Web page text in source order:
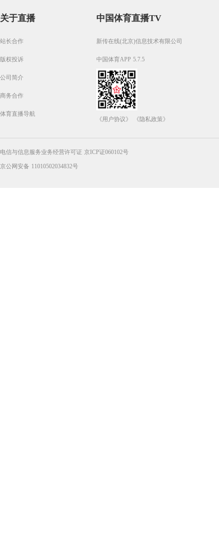
关于直播
站长合作
版权投诉
公司简介
商务合作
体育直播导航
中国体育直播TV
新传在线(北京)信息技术有限公司
中国体育APP 5.7.5
《用户协议》 《隐私政策》
电信与信息服务业务经营许可证 京ICP证060102号
京公网安备 11010502034832号